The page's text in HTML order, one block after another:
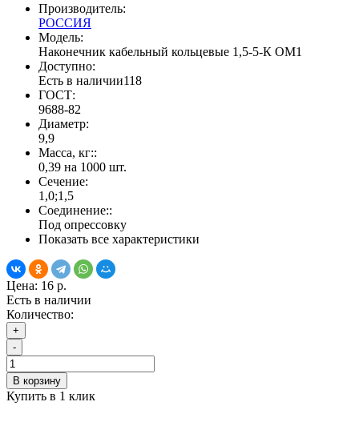
Производитель:
РОССИЯ
Модель:
Наконечник кабельный кольцевые 1,5-5-К ОМ1
Доступно:
Есть в наличии118
ГОСТ:
9688-82
Диаметр:
9,9
Масса, кг::
0,39 на 1000 шт.
Сечение:
1,0;1,5
Соединение::
Под опрессовку
Показать все характеристики
Цена: 16 р.
Есть в наличии
Количество:
+
-
В корзину
Купить в 1 клик